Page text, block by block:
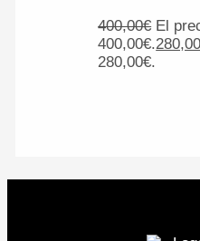
400,00€ El
400,00€.
280,00€.